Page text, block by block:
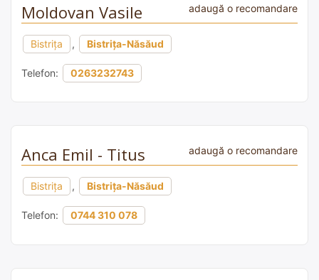
Moldovan Vasile adaugă o recomandare
Bistrița , Bistrița-Năsăud
Telefon: 0263232743
Anca Emil - Titus adaugă o recomandare
Bistrița , Bistrița-Năsăud
Telefon: 0744 310 078